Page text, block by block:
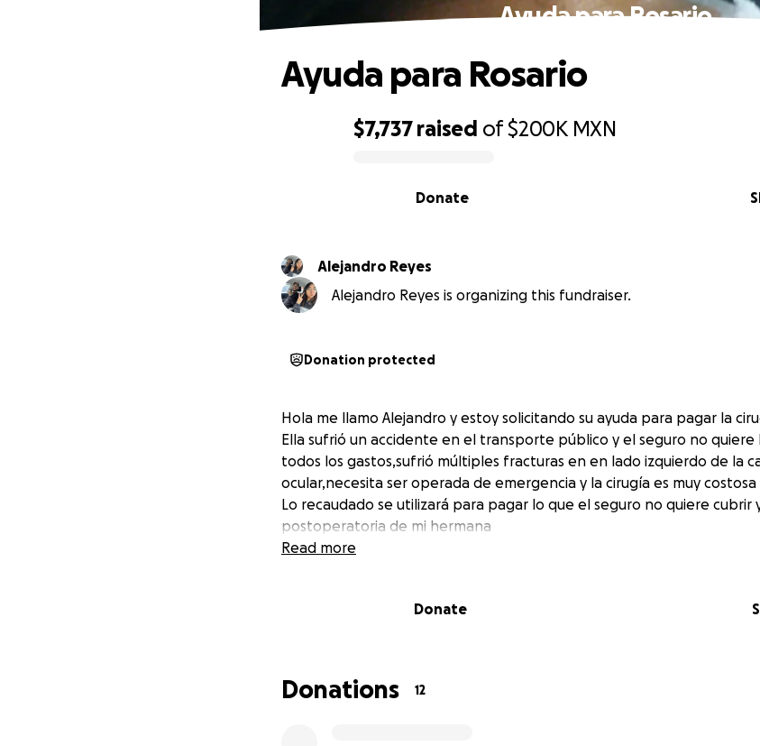
Ayuda para Rosario
$7,737 raised of$200K MXN
Donate
Ayuda para Rosario
Alejandro Reyes
Alejandro Reyes is organizing this fundraiser.
Donation protected
Hola me llamo Alejandro y estoy solicitando su ayuda para pagar la
Ella sufrió un accidente en el transporte público y el seguro no
todos los gastos,sufrió múltiples fracturas en en lado izquierdo de la
ocular,necesita ser operada de emergencia y la cirugía es muy costosa
Lo recaudado se utilizará para pagar lo que el seguro no quiere cubrir
postoperatoria de mi hermana
Read more
Donate
Donations 12